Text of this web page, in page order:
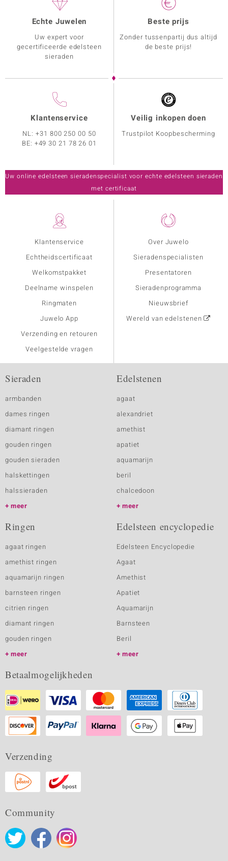
Klantenservice
Echtheidscertificaat
Welkomstpakket
Deelname winspelen
Ringmaten
Juwelo App
Verzending en retouren
Veelgestelde vragen
Over Juwelo
Sieradenspecialisten
Presentatoren
Sieradenprogramma
Nieuwsbrief
Wereld van edelstenen
Echte Juwelen
Uw expert voor
gecertificeerde edelsteen
sieraden
Beste prijs
Zonder tussenpartij dus altijd
de beste prijs!
Klantenservice
NL:+31 800 250 00 50
BE: +49 30 21 78 26 01
Veilig inkopen doen
Trustpilot Koopbescherming
Uw online edelsteen sieradenspecialist voor echte edelsteen sieraden
met certificaat
Sieraden
armbanden
dames ringen
diamant ringen
gouden ringen
gouden sieraden
halskettingen
halssieraden
meer
Edelstenen
agaat
alexandriet
amethist
apatiet
aquamarijn
beril
chalcedoon
meer
Ringen
agaat ringen
amethist ringen
aquamarijn ringen
barnsteen ringen
citrien ringen
diamant ringen
gouden ringen
meer
Edelsteen encyclopedie
Edelsteen Encyclopedie
Agaat
Amethist
Apatiet
Aquamarijn
Barnsteen
Beril
meer
Betaalmogelijkheden
Verzending
Community